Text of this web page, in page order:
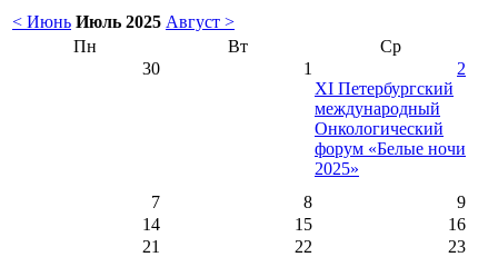
< Июнь Июль 2025 Август >
Пн
Вт
Ср
30
1
2
XI Петербургский
международный
Онкологический
форум «Белые ночи
2025»
7
8
9
14
15
16
21
22
23